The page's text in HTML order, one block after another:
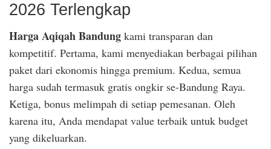
2026 Terlengkap
Harga Aqiqah Bandung kami transparan dan
kompetitif. Pertama, kami menyediakan berbagai pilihan
paket dari ekonomis hingga premium. Kedua, semua
harga sudah termasuk gratis ongkir se-Bandung Raya.
Ketiga, bonus melimpah di setiap pemesanan. Oleh
karena itu, Anda mendapat value terbaik untuk budget
yang dikeluarkan.